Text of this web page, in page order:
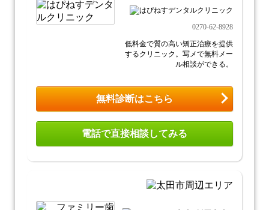
0270-62-8928
低料金で質の高い矯正治療を提供
するクリニック。写メで無料メー
ル相談ができる。
無料診断はこちら
電話で直接相談してみる